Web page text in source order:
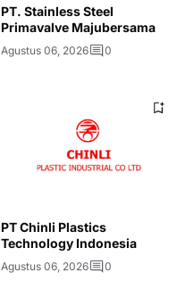
PT. Stainless Steel
Primavalve Majubersama
Agustus 06, 2026 0
PT Chinli Plastics
Technology Indonesia
Agustus 06, 2026 0